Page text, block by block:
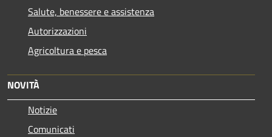
Salute, benessere e assistenza
Autorizzazioni
Agricoltura e pesca
NOVITÀ
Notizie
Comunicati